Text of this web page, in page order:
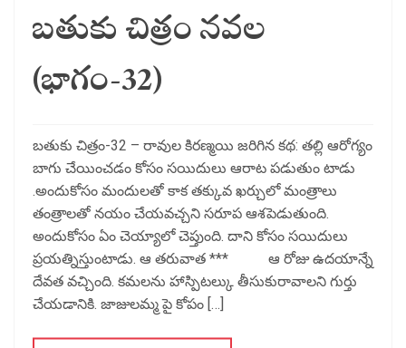
బతుకు చిత్రం నవల
(భాగం-32)
బతుకు చిత్రం-32 – రావుల కిరణ్మయి జరిగిన కథ: తల్లి ఆరోగ్యం
బాగు చేయించడం కోసం సయిదులు ఆరాట పడుతుం టాడు
.అందుకోసం మందులతో కాక తక్కువ ఖర్చులో మంత్రాలు
తంత్రాలతో నయం చేయవచ్చని సరూప ఆశపెడుతుంది.
అందుకోసం ఏం చెయ్యాలో చెప్తుంది. దాని కోసం సయిదులు
ప్రయత్నిస్తుంటాడు. ఆ తరువాత *** ఆ రోజు ఉదయాన్నే
దేవత వచ్చింది. కమలను హాస్పిటల్కు తీసుకురావాలని గుర్తు
చేయడానికి. జాజులమ్మ పై కోపం […]